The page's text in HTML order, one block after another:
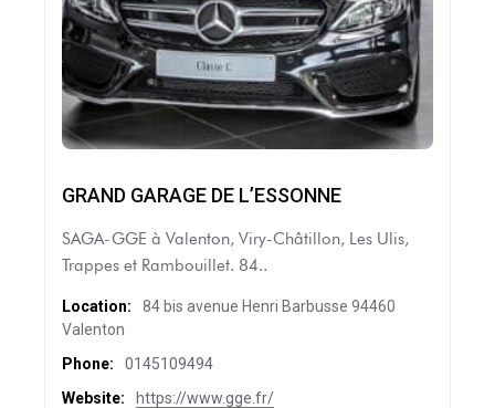
GRAND GARAGE DE L’ESSONNE
SAGA-GGE à Valenton, Viry-Châtillon, Les Ulis,
Trappes et Rambouillet. 84..
Location:
84 bis avenue Henri Barbusse 94460
Valenton
Phone:
0145109494
Website:
https://www.gge.fr/